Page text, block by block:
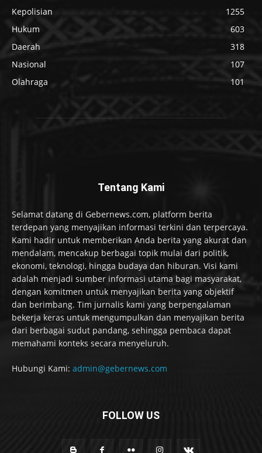
Kepolisian
1255
Hukum
603
Daerah
318
Nasional
107
Olahraga
101
Tentang Kami
Selamat datang di Gebernews.com, platform berita
terdepan yang menyajikan informasi terkini dan terpercaya.
Kami hadir untuk memberikan Anda berita yang akurat dan
mendalam, mencakup berbagai topik mulai dari politik,
ekonomi, teknologi, hingga budaya dan hiburan. Visi kami
adalah menjadi sumber informasi utama bagi masyarakat,
dengan komitmen untuk menyajikan berita yang objektif
dan berimbang. Tim jurnalis kami yang berpengalaman
bekerja keras untuk mengumpulkan dan menyajikan berita
dari berbagai sudut pandang, sehingga pembaca dapat
memahami konteks secara menyeluruh.
Hubungi Kami: admin@gebernews.com
FOLLOW US